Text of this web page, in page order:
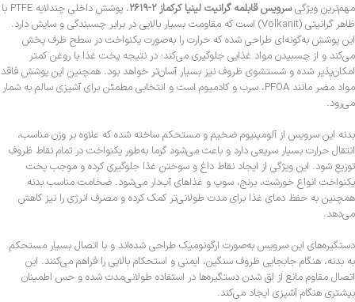
مهم‌ترین ویژگیسرویس قابلمه گرانیت لینیا کرکماز ۲-۲۶۱۹
، پوشش داخلی چندلایه PTFE با
ظاهر گرانیتی (Volkanit) است که مقاومت بسیار بالایی در برابر چسبندگی و سایش دارد.
این پوشش به‌گونه‌ای طراحی شده که حرارت را به‌صورت یکنواخت در سطح ظرف پخش
می‌کند و از چسبیدن مواد غذایی جلوگیری می‌کند؛ در نتیجه پخت غذا با روغن کمتر
امکان‌پذیر شده و شستشوی ظروف نیز بسیار آسان‌تر خواهد بود. همچنین این پوشش فاقد
مواد مضر مانند PFOA، سرب و کادمیوم است و انتخابی مطمئن برای آشپزی سالم به شمار
می‌رود.
بدنه این سرویس از آلومینیوم ضخیم و مستحکم ساخته شده که علاوه بر وزن مناسب،
انتقال حرارت بسیار سریعی دارد و باعث می‌شود گرما به‌طور یکنواخت در تمام نقاط ظروف
توزیع شود. این ویژگی از ایجاد نقاط داغ و سوختن غذا جلوگیری کرده و موجب پخت
یکنواخت انواع خورشت، برنج، سوپ و غذاهای آب‌دار می‌شود. ضخامت مناسب بدنه
همچنین به حفظ دمای غذا برای مدت طولانی‌تر کمک کرده و مصرف انرژی را نیز کاهش
می‌دهد.
دستگیره‌های این سرویس به‌صورت ارگونومیک طراحی شده‌اند و با اتصال بسیار مستحکم
به بدنه، هنگام جابجایی ظروف سنگین، ایمنی و استحکام بالایی را فراهم می‌کنند. این
اتصال مقاوم مانع از لق شدن دستگیره‌ها در استفاده طولانی‌مدت شده و حس اطمینان
بیشتری هنگام آشپزی ایجاد می‌کند.